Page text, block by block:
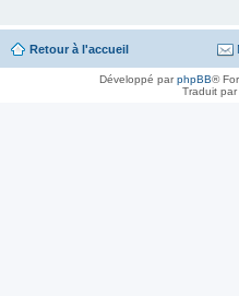
Retour à l'accueil
Développé parphpBB®
Traduit par